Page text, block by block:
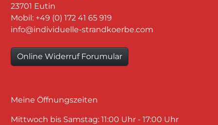
23701 Eutin
Mobil: +49 (0) 172 41 65 919
info@individuelle-strandkoerbe.com
Online Widerruf Forumular
Meine Öffnungszeiten
Mittwoch bis Samstag: 11:00 Uhr - 17:00 Uhr